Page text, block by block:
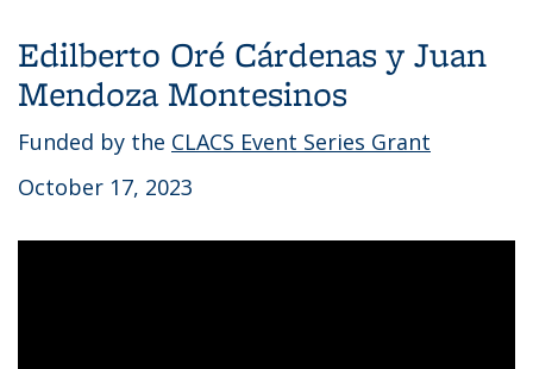
Edilberto Oré Cárdenas y Juan
Mendoza Montesinos
Funded by the CLACS Event Series Grant
October 17, 2023